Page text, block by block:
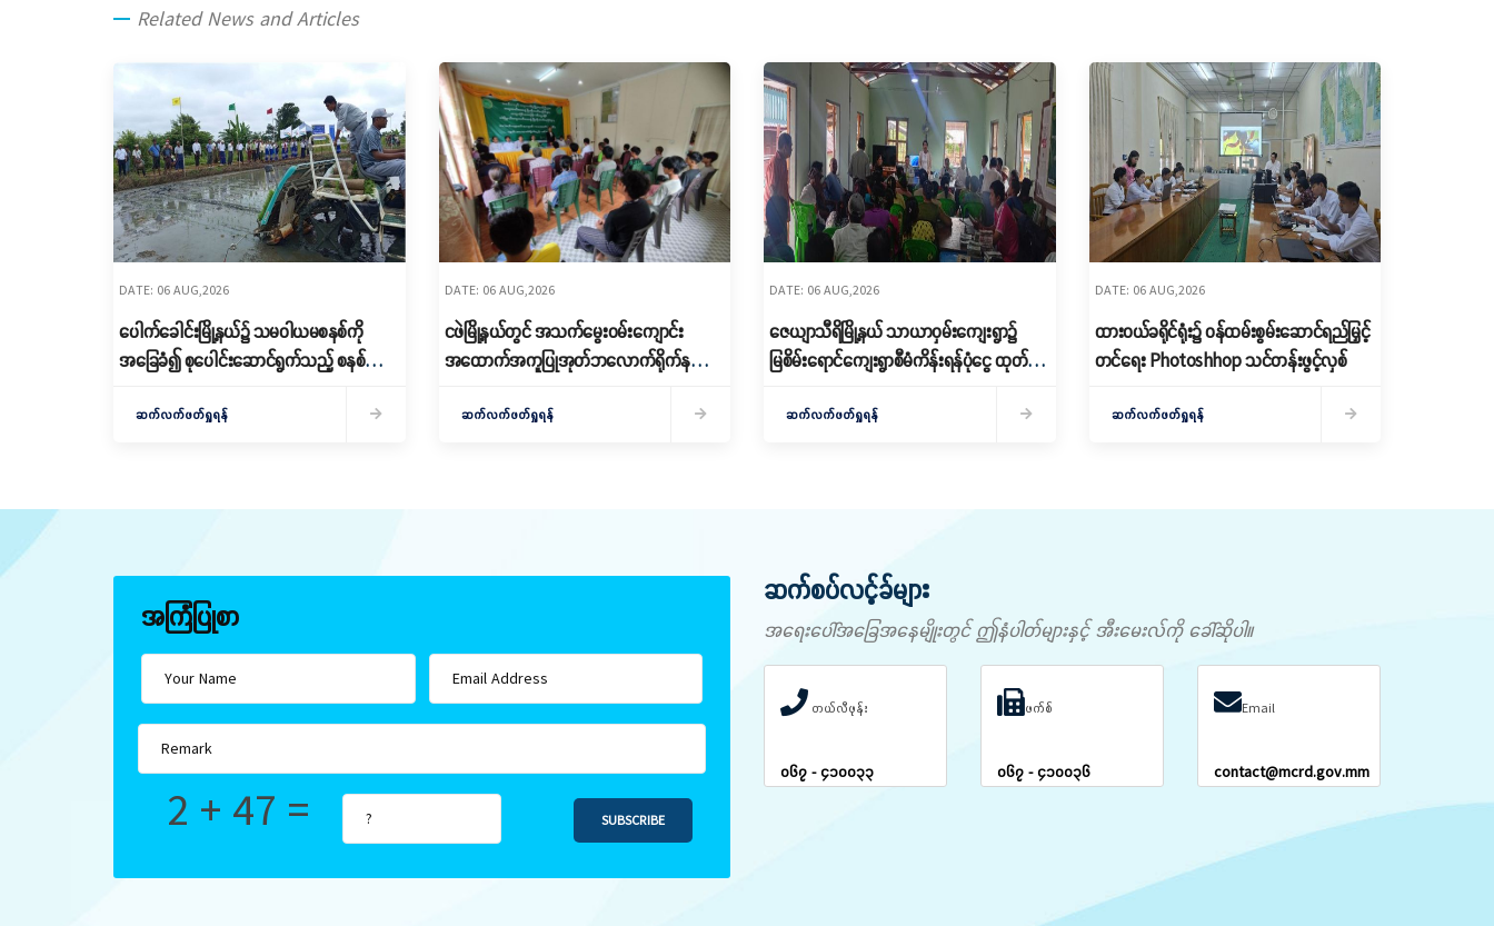
Related News and Articles
DATE: 06 AUG,2026
ပေါက်ခေါင်းမြို့နယ်၌ သမဝါယမစနစ်ကို
အခြေခံ၍ စုပေါင်းဆောင်ရွက်သည့် စနစ်ကျ
ဆက်လက်ဖတ်ရှုရန်
DATE: 06 AUG,2026
ငဖဲမြို့နယ်တွင် အသက်မွေးဝမ်းကျောင်း
အထောက်အကူပြုအုတ်ဘလောက်ရိုက်နည်း
ဆက်လက်ဖတ်ရှုရန်
DATE: 06 AUG,2026
ဇေယျာသီရိမြို့နယ် သာယာဝှမ်းကျေးရွာ၌
မြစိမ်းရောင်ကျေးရွာစီမံကိန်းရန်ပုံငွေ ထုတ်
ဆက်လက်ဖတ်ရှုရန်
DATE: 06 AUG,2026
ထားဝယ်ခရိုင်ရုံး၌ ဝန်ထမ်းစွမ်းဆောင်ရည်မြှင့်
တင်ရေး Photoshhop သင်တန်းဖွင့်လှစ်
ဆက်လက်ဖတ်ရှုရန်
အကြံပြုစာ
2 + 47 = SUBSCRIBE
ဆက်စပ်လင့်ခ်များ
အရေးပေါ်အခြေအနေမျိုးတွင် ဤနံပါတ်များနှင့် အီးမေးလ်ကို ခေါ်ဆိုပါ။
တယ်လီဖုန်း
၀၆၇ - ၄၁၀၀၃၃
ဖက်စ်
၀၆၇ - ၄၁၀၀၃၆
Email
contact@mcrd.gov.mm